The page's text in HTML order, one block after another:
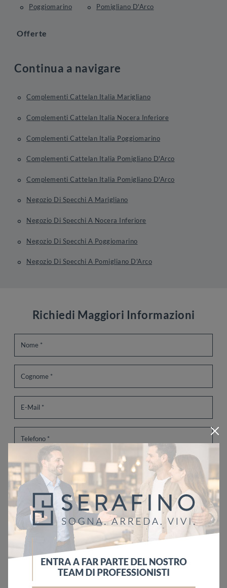
Poggiomarino Pomigliano D'Arco
Offerte
Continua a navigare
Complementi Cattelan Italia Marigliano
Complementi Cattelan Italia Nocera Inferiore
Complementi Cattelan Italia Poggiomarino
Complementi Cattelan Italia Pomigliano D'Arco
Complementi Cattelan Italia Pomigliano D'Arco
Negozio Di Specchi A Marigliano
Negozio Di Specchi A Nocera Inferiore
Negozio Di Specchi A Poggiomarino
Negozio Di Specchi A Pomigliano D'Arco
Richiedi Maggiori Informazioni
Ho letto l'informativa sulla